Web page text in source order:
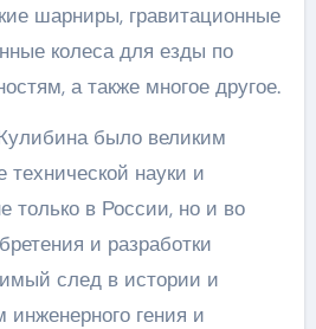
шарниры, гравитационные
колеса для езды по
а также многое другое.
было великим
технической науки и
только в России, но и во
и разработки
след в истории и
гения и